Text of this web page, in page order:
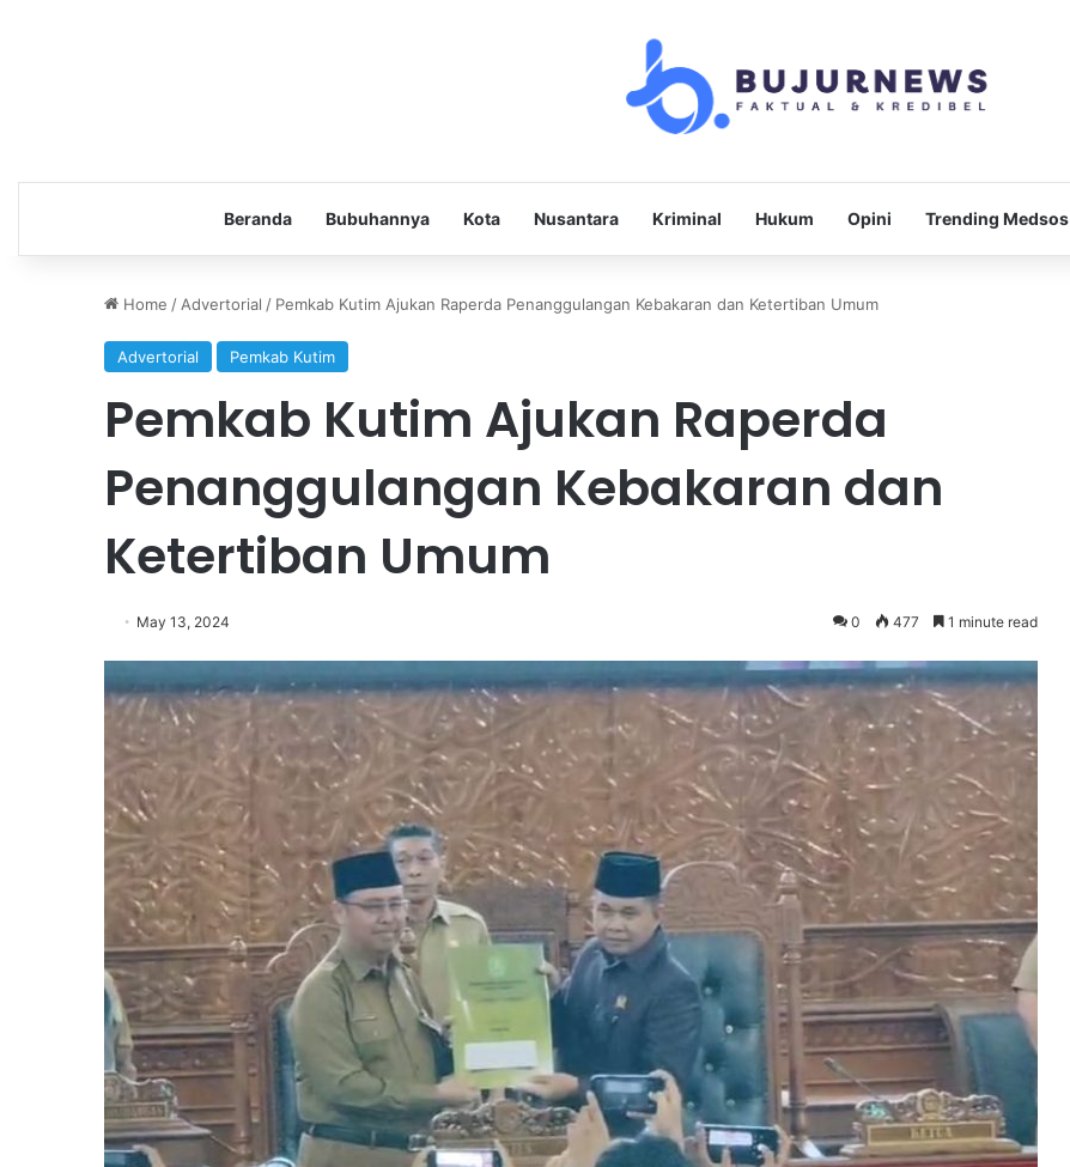
Beranda Bubuhannya Kota Nusantara Kriminal Hukum Opini Trending Medsos
Home / Advertorial / Pemkab Kutim Ajukan Raperda Penanggulangan Kebakaran dan Ketertiban Umum
Advertorial Pemkab Kutim
Pemkab Kutim Ajukan Raperda
Penanggulangan Kebakaran dan
Ketertiban Umum
May 13, 2024 0 477 1 minute read